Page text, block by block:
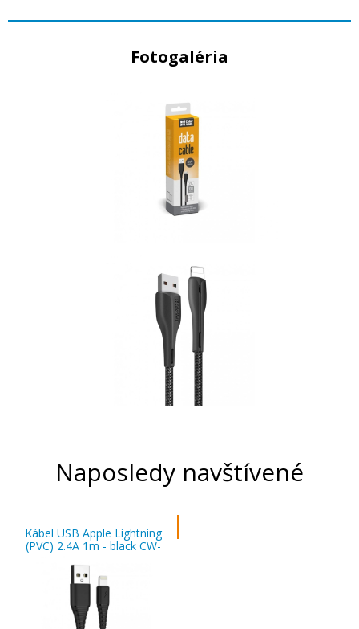
Fotogaléria
Naposledy navštívené
Kábel USB Apple Lightning
(PVC) 2.4A 1m - black CW-